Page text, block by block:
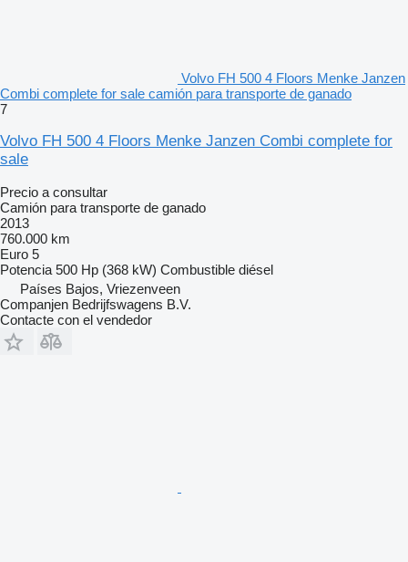
Volvo FH 500 4 Floors Menke Janzen
Combi complete for sale camión para transporte de ganado
7
Volvo FH 500 4 Floors Menke Janzen Combi complete for
sale
Precio a consultar
Camión para transporte de ganado
2013
760.000 km
Euro 5
Potencia 500 Hp (368 kW) Combustible diésel
Países Bajos, Vriezenveen
Companjen Bedrijfswagens B.V.
Contacte con el vendedor